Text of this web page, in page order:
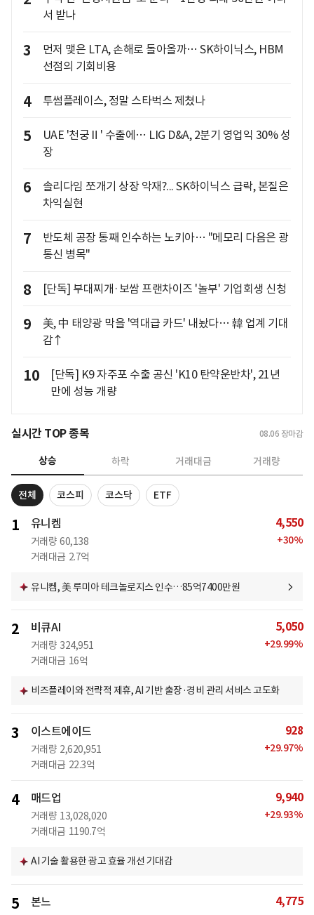
서 받나
3
먼저 맺은 LTA, 손해로 돌아올까… SK하이닉스, HBM
선점의 기회비용
4 투썸플레이스, 정말 스타벅스 제쳤나
5
UAE '천궁Ⅱ' 수출에… LIG D&A, 2분기 영업익 30% 성
장
6
솔리다임 쪼개기 상장 악재?... SK하이닉스 급락, 본질은
차익실현
7
반도체 공장 통째 인수하는 노키아… "메모리 다음은 광
통신 병목"
8 [단독] 부대찌개·보쌈 프랜차이즈 '놀부' 기업회생 신청
9
美, 中 태양광 막을 '역대급 카드' 내놨다… 韓 업계 기대
감↑
10
[단독] K9 자주포 수출 공신 'K10 탄약운반차', 21년
만에 성능 개량
실시간 TOP 종목 08.06 장마감
상승 하락 거래대금 거래량
전체 코스피 코스닥 ETF
1 유니켐
거래량 60,138
거래대금 2.7억
4,550
+30%
유니켐, 美 루미아 테크놀로지스 인수…85억7400만원
2 비큐AI
거래량 324,951
거래대금 16억
5,050
+29.99%
비즈플레이와 전략적 제휴, AI 기반 출장·경비 관리 서비스 고도화
3 이스트에이드
거래량 2,620,951
거래대금 22.3억
928
+29.97%
4 매드업
거래량 13,028,020
거래대금 1190.7억
9,940
+29.93%
AI 기술 활용한 광고 효율 개선 기대감
5 본느 4,775